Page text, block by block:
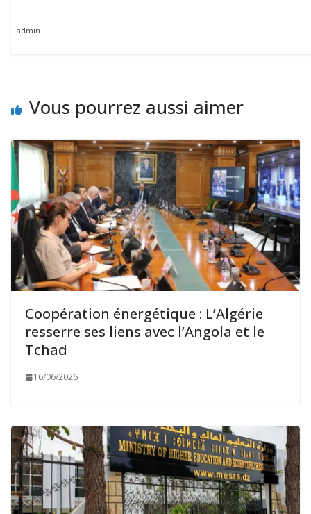
admin
Vous pourrez aussi aimer
Coopération énergétique : L’Algérie
resserre ses liens avec l’Angola et le
Tchad
16/06/2026